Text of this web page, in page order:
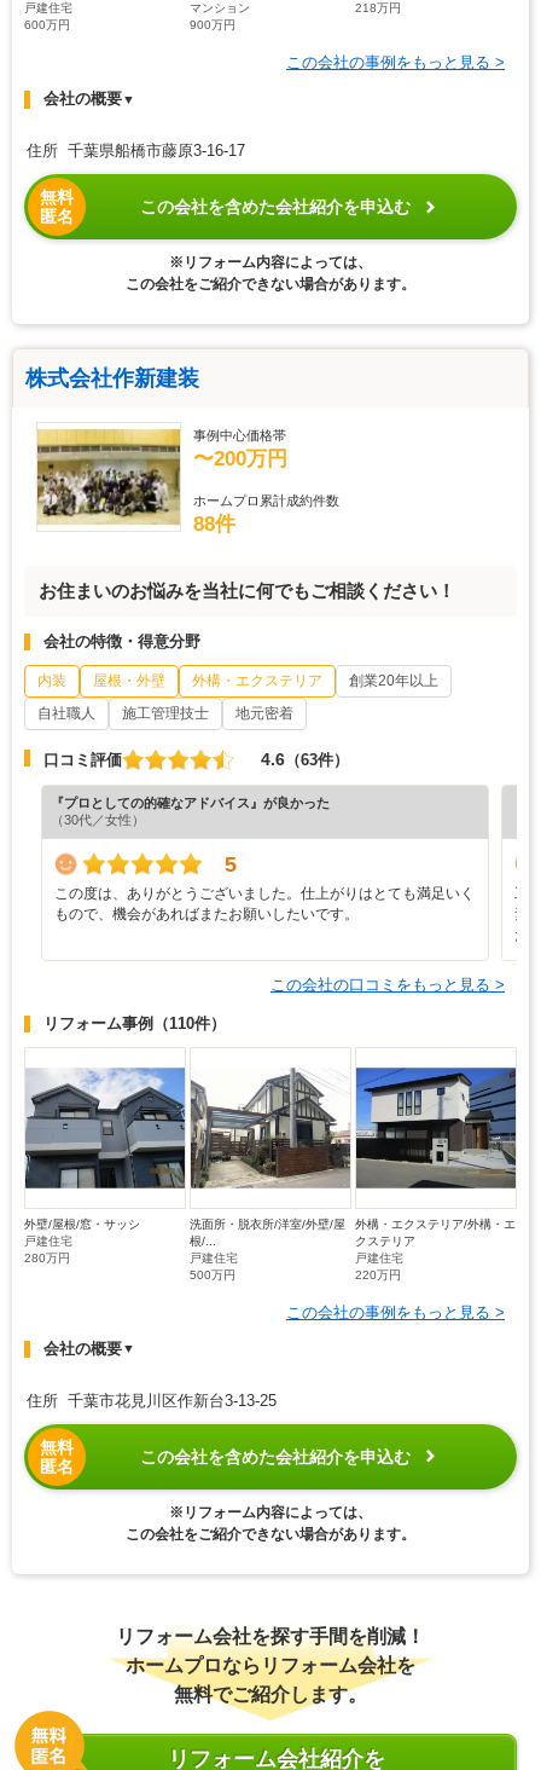
戸建住宅
600万円
マンション
900万円
218万円
この会社の事例をもっと見る >
会社の概要▼
住所 千葉県船橋市藤原3-16-17
無料
匿名
この会社を含めた会社紹介を申込む
※リフォーム内容によっては、
この会社をご紹介できない場合があります。
株式会社作新建装
事例中心価格帯
〜200万円
ホームプロ累計成約件数
88件
お住まいのお悩みを当社に何でもご相談ください！
会社の特徴・得意分野
内装 屋根・外壁 外構・エクステリア
創業20年以上
自社職人
施工管理技士 地元密着
口コミ評価 4.6 （63件）
『プロとしての的確なアドバイス』が良かった
（30代／女性）
5
この度は、ありがとうございました。仕上がりはとても満足いく
もので、機会があればまたお願いしたいです。
工
素
た
この会社の口コミをもっと見る >
リフォーム事例 （110件）
外壁/屋根/窓・サッシ
戸建住宅
280万円
洗面所・脱衣所/洋室/外壁/屋
根/...
戸建住宅
500万円
外構・エクステリア/外構・エ
クステリア
戸建住宅
220万円
この会社の事例をもっと見る >
会社の概要▼
住所 千葉市花見川区作新台3-13-25
無料
匿名
この会社を含めた会社紹介を申込む
※リフォーム内容によっては、
この会社をご紹介できない場合があります。
リフォーム会社を探す手間を削減！
ホームプロならリフォーム会社を
無料でご紹介します。
リフォーム会社紹介を